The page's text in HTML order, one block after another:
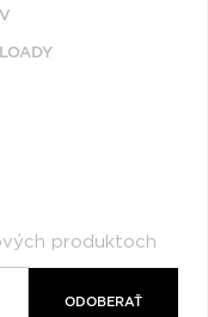
produktoch
ODOBERAŤ